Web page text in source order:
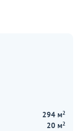
294 м2
20 м2